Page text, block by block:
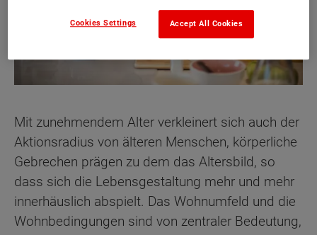
Mit zunehmendem Alter verkleinert sich auch der
Aktionsradius von älteren Menschen, körperliche
Gebrechen prägen zu dem das Altersbild, so
dass sich die Lebensgestaltung mehr und mehr
innerhäuslich abspielt. Das Wohnumfeld und die
Wohnbedingungen sind von zentraler Bedeutung,
Accept All Cookies
Cookies Settings